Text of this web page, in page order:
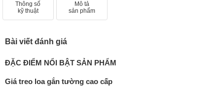
Thông số
kỹ thuật
Mô tả
sản phẩm
Bài viết đánh giá
ĐẶC ĐIỂM NỔI BẬT SẢN PHẨM
Giá treo loa gắn tường cao cấp